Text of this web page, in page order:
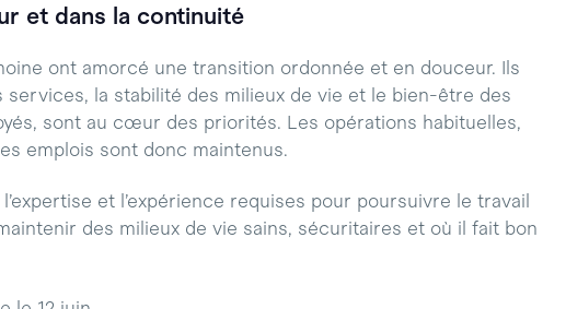
et dans la continuité
ont amorcé une transition ordonnée et en douceur. Ils
la stabilité des milieux de vie et le bien-être des
sont au cœur des priorités. Les opérations habituelles,
emplois sont donc maintenus.
et l’expérience requises pour poursuivre le travail
des milieux de vie sains, sécuritaires et où il fait bon